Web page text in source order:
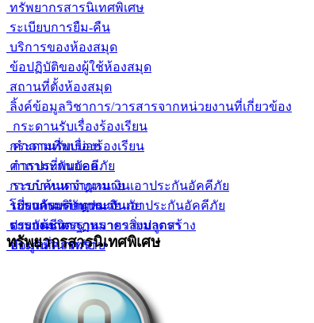
ทรัพยากรสารนิเทศพิเศษ
ระเบียบการยืม-คืน
บริการของห้องสมุด
ข้อปฏิบัติของผู้ใช้ห้องสมุด
สถานที่ตั้งห้องสมุด
ลิ้งค์ข้อมูลวิชาการ/วารสารจากหน่วยงานที่เกี่ยวข้อง
กระดานรับเรื่องร้องเรียน
กระดานรับเรื่องร้องเรียน
คำถามที่พบบ่อย
คำถามที่พบบ่อย
การประกันอัคคีภัย
การกำหนดจำนวนเงินเอาประกันอัคคีภัย
โปรแกรมคำนวณเงินเอาประกันอัคคีภัย
ตารางมาตรฐานราคาสิ่งปลูกสร้าง
ข้อมูลที่ควรทราบ
ระบบค้นหากฏหมาย
ระบบค้นหากฏหมาย
ระบบค้นหากฏหมายรายมาตรา
เกี่ยวกับบริษัทประกันภัย
ประกันชีวิต
ประกันวินาศภัย
ทรัพยากรสารนิเทศพิเศษ